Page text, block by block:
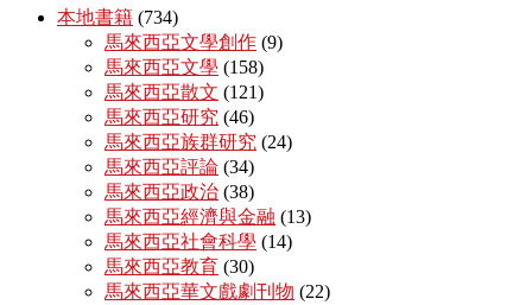
本地書籍 (734)
馬來西亞文學創作 (9)
馬來西亞文學 (158)
馬來西亞散文 (121)
馬來西亞研究 (46)
馬來西亞族群研究 (24)
馬來西亞評論 (34)
馬來西亞政治 (38)
馬來西亞經濟與金融 (13)
馬來西亞社會科學 (14)
馬來西亞教育 (30)
馬來西亞華文戲劇刊物 (22)